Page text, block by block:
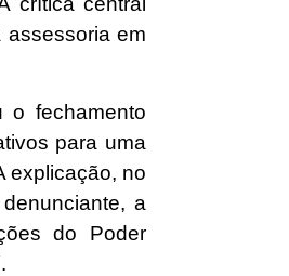
em
o fechamento
para uma
explicação, no
a
do Poder